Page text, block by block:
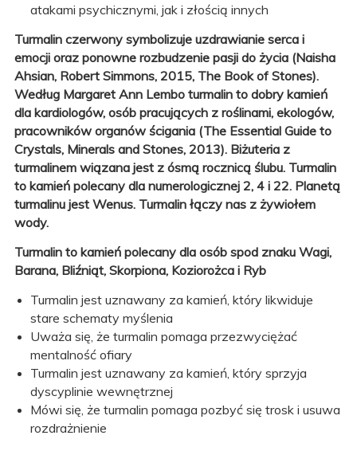
atakami psychicznymi, jak i złością innych
Turmalin czerwony symbolizuje uzdrawianie serca i
emocji oraz ponowne rozbudzenie pasji do życia (Naisha
Ahsian, Robert Simmons, 2015, The Book of Stones).
Według Margaret Ann Lembo turmalin to dobry kamień
dla kardiologów, osób pracujących z roślinami, ekologów,
pracowników organów ścigania (The Essential Guide to
Crystals, Minerals and Stones, 2013). Biżuteria z
turmalinem wiązana jest z ósmą rocznicą ślubu. Turmalin
to kamień polecany dla numerologicznej 2, 4 i 22. Planetą
turmalinu jest Wenus. Turmalin łączy nas z żywiołem
wody.
Turmalin to kamień polecany dla osób spod znaku Wagi,
Barana, Bliźniąt, Skorpiona, Koziorożca i Ryb
Turmalin jest uznawany za kamień, który likwiduje
stare schematy myślenia
Uważa się, że turmalin pomaga przezwyciężać
mentalność ofiary
Turmalin jest uznawany za kamień, który sprzyja
dyscyplinie wewnętrznej
Mówi się, że turmalin pomaga pozbyć się trosk i usuwa
rozdrażnienie